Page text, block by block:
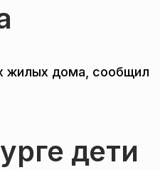
жилых дома, сообщил
дети